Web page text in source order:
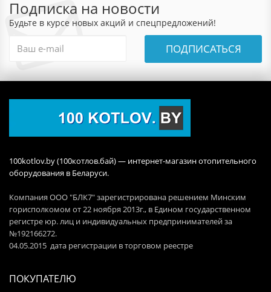
Подписка на новости
Будьте в курсе новых акций и спецпредложений!
ПОДПИСАТЬСЯ
100kotlov.by (100котлов.бай) — интернет-магазин отопительного
оборудования в Беларуси.
Компания ООО "БЛК7" зарегистрирована решением Минским
горисполкомом от 22 ноября 2013г., в Едином государственном
регистре юр. лиц и индивидуальных предпринимателей за
№192166272.
04.05.2015 дата регистрации в торговом реестре
ПОКУПАТЕЛЮ